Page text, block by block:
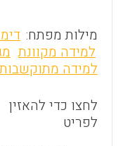
מילות מפתח:
למידה מקוונת
למידה מתוקשבות
לחצו כדי להאזין
לפריט